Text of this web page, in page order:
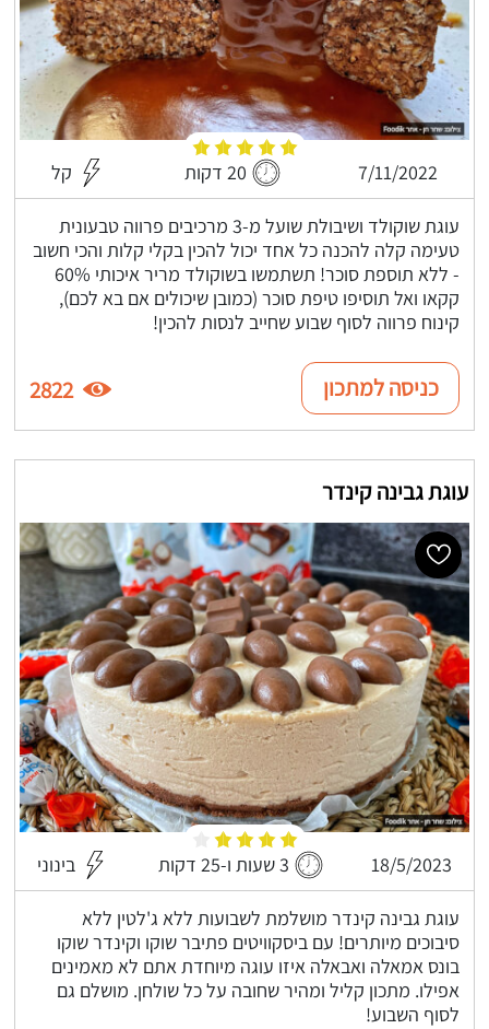
7/11/2022 20 דקות קל
עוגת שוקולד ושיבולת שועל מ-3 מרכיבים פרווה טבעונית
טעימה קלה להכנה כל אחד יכול להכין בקלי קלות והכי חשוב
- ללא תוספת סוכר! תשתמשו בשוקולד מריר איכותי 60%
קקאו ואל תוסיפו טיפת סוכר (כמובן שיכולים אם בא לכם),
קינוח פרווה לסוף שבוע שחייב לנסות להכין!
כניסה למתכון 2822
עוגת גבינה קינדר
18/5/2023 3 שעות ו-25 דקות בינוני
עוגת גבינה קינדר מושלמת לשבועות ללא ג'לטין ללא
סיבוכים מיותרים! עם ביסקוויטים פתיבר שוקו וקינדר שוקו
בונס אמאלה ואבאלה איזו עוגה מיוחדת אתם לא מאמינים
אפילו. מתכון קליל ומהיר שחובה על כל שולחן. מושלם גם
לסוף השבוע!